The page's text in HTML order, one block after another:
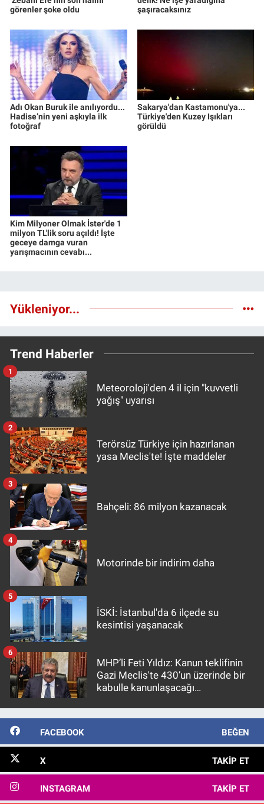
görenler şoke oldu
şaşıracaksınız
Adı Okan Buruk ile anılıyordu...
Hadise’nin yeni aşkıyla ilk
fotoğraf
Sakarya'dan Kastamonu'ya...
Türkiye'den Kuzey Işıkları
görüldü
Kim Milyoner Olmak İster'de 1
milyon TL'lik soru açıldı! İşte
geceye damga vuran
yarışmacının cevabı...
Yükleniyor...
Trend Haberler
Meteoroloji'den 4 il için "kuvvetli
yağış" uyarısı
1
Terörsüz Türkiye için hazırlanan
yasa Meclis'te! İşte maddeler
2
Bahçeli: 86 milyon kazanacak
3
Motorinde bir indirim daha
4
İSKİ: İstanbul'da 6 ilçede su
kesintisi yaşanacak
5
MHP’li Feti Yıldız: Kanun teklifinin
Gazi Meclis'te 430’un üzerinde bir
kabulle kanunlaşacağı
6
FACEBOOK BEĞEN
X TAKIP ET
INSTAGRAM TAKIP ET